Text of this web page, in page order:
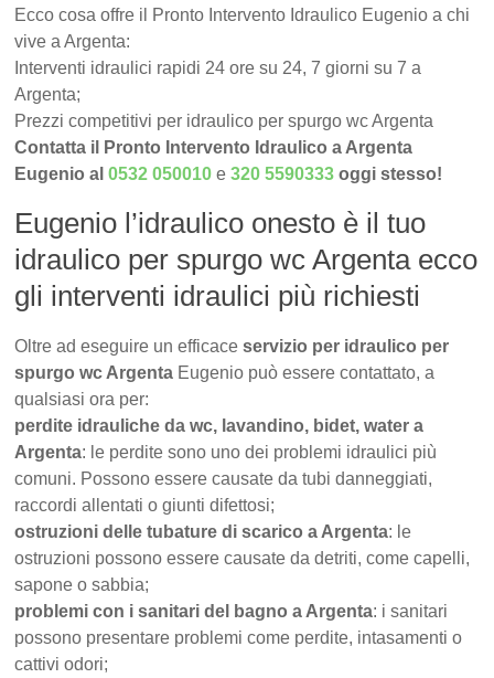
Ecco cosa offre il Pronto Intervento Idraulico Eugenio a chi
vive a Argenta:
Interventi idraulici rapidi 24 ore su 24, 7 giorni su 7 a
Argenta;
Prezzi competitivi per idraulico per spurgo wc Argenta
Contatta il Pronto Intervento Idraulico a Argenta
Eugenio al0532 050010 e320 5590333 oggi stesso!
Eugenio l’idraulico onesto è il tuo
idraulico per spurgo wc Argenta ecco
gli interventi idraulici più richiesti
Oltre ad eseguire un efficaceservizio per idraulico per
spurgo wc Argenta Eugenio può essere contattato, a
qualsiasi ora per:
perdite idrauliche da wc, lavandino, bidet, water a
Argenta: le perdite sono uno dei problemi idraulici più
comuni. Possono essere causate da tubi danneggiati,
raccordi allentati o giunti difettosi;
ostruzioni delle tubature di scarico a Argenta: le
ostruzioni possono essere causate da detriti, come capelli,
sapone o sabbia;
problemi con i sanitari del bagno a Argenta: i sanitari
possono presentare problemi come perdite, intasamenti o
cattivi odori;